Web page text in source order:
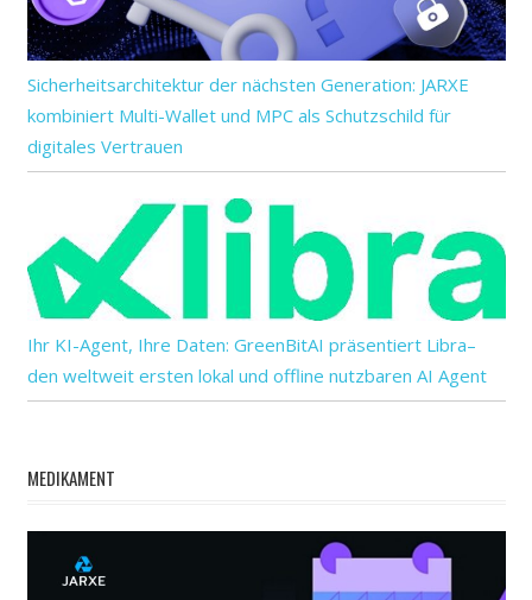
Sicherheitsarchitektur der nächsten Generation: JARXE
kombiniert Multi-Wallet und MPC als Schutzschild für
digitales Vertrauen
Ihr KI-Agent, Ihre Daten: GreenBitAI präsentiert Libra–
den weltweit ersten lokal und offline nutzbaren AI Agent
MEDIKAMENT